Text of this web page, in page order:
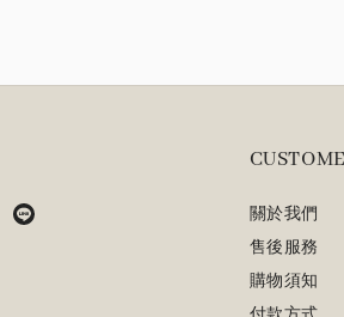
關於我們
售後服務
購物須知